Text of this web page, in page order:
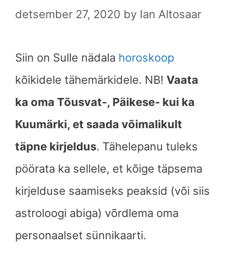
detsember 27, 2020 by Ian Altosaar
Siin on Sulle nädala horoskoop
kõikidele tähemärkidele. NB! Vaata
ka oma Tõusvat-, Päikese- kui ka
Kuumärki, et saada võimalikult
täpne kirjeldus. Tähelepanu tuleks
pöörata ka sellele, et kõige täpsema
kirjelduse saamiseks peaksid (või siis
astroloogi abiga) võrdlema oma
personaalset sünnikaarti.